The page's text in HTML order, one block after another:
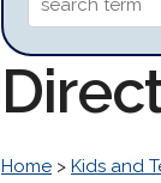
Home > Kids and